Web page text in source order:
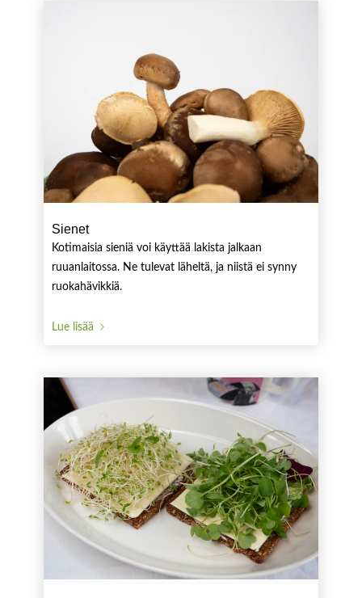
Sienet
Kotimaisia sieniä voi käyttää lakista jalkaan
ruuanlaitossa. Ne tulevat läheltä, ja niistä ei synny
ruokahävikkiä.
Lue lisää